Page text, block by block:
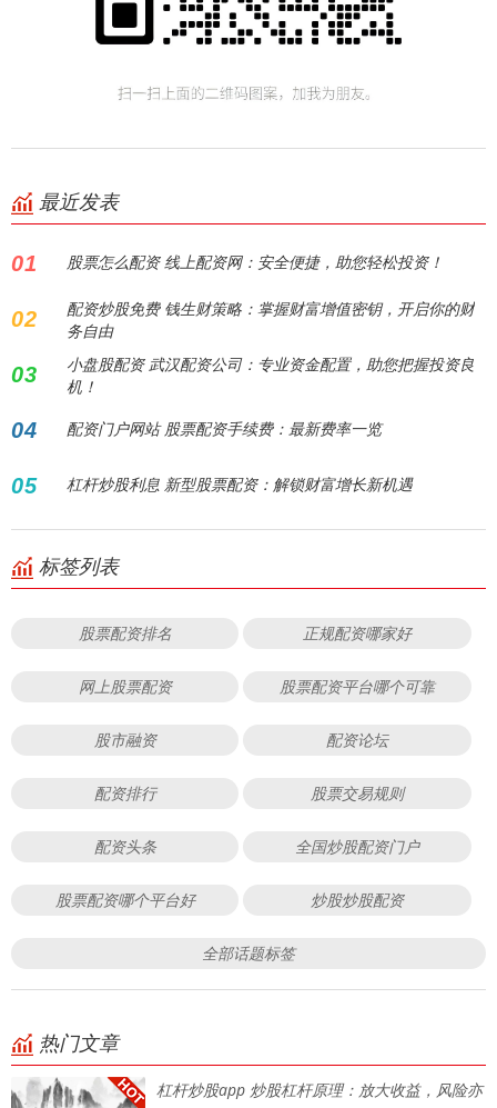
最近发表
01 股票怎么配资 线上配资网：安全便捷，助您轻松投资！
02
配资炒股免费 钱生财策略：掌握财富增值密钥，开启你的财
务自由
03
小盘股配资 武汉配资公司：专业资金配置，助您把握投资良
机！
04 配资门户网站 股票配资手续费：最新费率一览
05 杠杆炒股利息 新型股票配资：解锁财富增长新机遇
标签列表
股票配资排名 正规配资哪家好
网上股票配资 股票配资平台哪个可靠
股市融资 配资论坛
配资排行 股票交易规则
配资头条 全国炒股配资门户
股票配资哪个平台好 炒股炒股配资
全部话题标签
热门文章
杠杆炒股app 炒股杠杆原理：放大收益，风险亦